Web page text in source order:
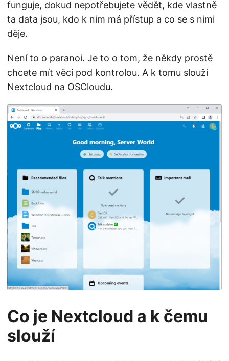
funguje, dokud nepotřebujete vědět, kde vlastně
ta data jsou, kdo k nim má přístup a co se s nimi
děje.
Není to o paranoi. Je to o tom, že někdy prostě
chcete mít věci pod kontrolou. A k tomu slouží
Nextcloud na OSCloudu.
Co je Nextcloud a k čemu
slouží